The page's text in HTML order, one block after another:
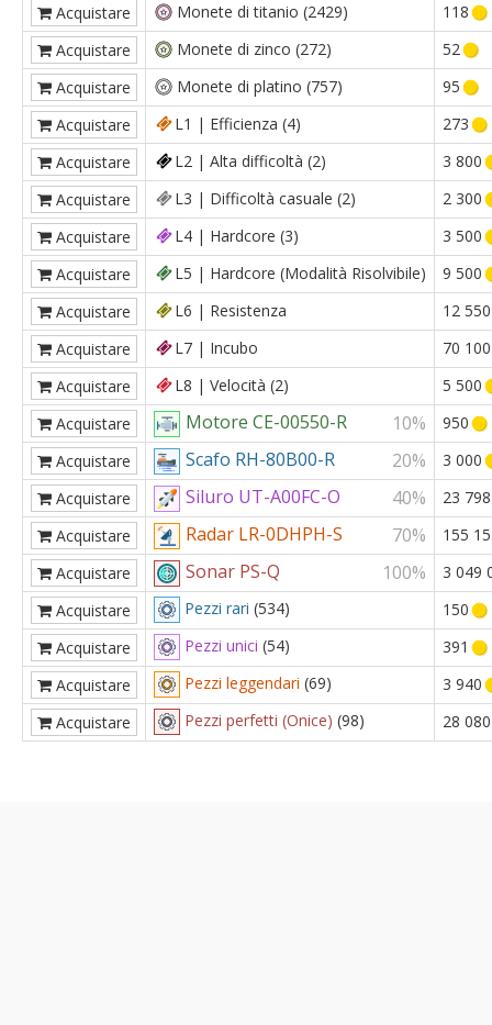
Acquistare
Monete di titanio (2429)
118
Acquistare
Monete di zinco (272)
52
Acquistare
Monete di platino (757)
95
Acquistare
L1 | Efficienza (4)
273
Acquistare
L2 | Alta difficoltà (2)
3 800
Acquistare
L3 | Difficoltà casuale (2)
2 300
Acquistare
L4 | Hardcore (3)
3 500
Acquistare
L5 | Hardcore (Modalità Risolvibile)
9 500
Acquistare
L6 | Resistenza
12 550
Acquistare
L7 | Incubo
70 100
Acquistare
L8 | Velocità (2)
5 500
Acquistare
Motore CE-00550-R 10%
950
Acquistare
Scafo RH-80B00-R 20%
3 000
Acquistare
Siluro UT-A00FC-O 40%
23 798
Acquistare
Radar LR-0DHPH-S 70%
155
Acquistare
Sonar PS-Q 100%
3 049
Acquistare
Pezzi rari (534)
150
Acquistare
Pezzi unici (54)
391
Acquistare
Pezzi leggendari (69)
3 940
Acquistare
Pezzi perfetti (Onice) (98) 28 080